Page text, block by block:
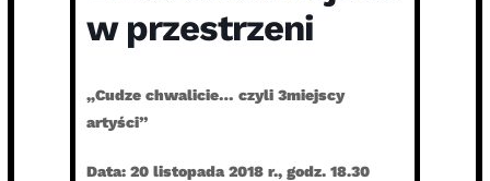
w przestrzeni
„Cudze chwalicie… czyli 3miejscy
artyści”
Data: 20 listopada 2018 r., godz. 18.30